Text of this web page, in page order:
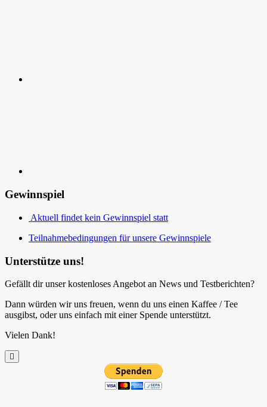
Gewinnspiel
Aktuell findet kein Gewinnspiel statt
Teilnahmebedingungen für unsere Gewinnspiele
Unterstütze uns!
Gefällt dir unser kostenloses Angebot an News und Testberichten?
Dann würden wir uns freuen, wenn du uns einen Kaffee / Tee
ausgibst, oder uns einfach mit einer Spende unterstützt.
Vielen Dank!